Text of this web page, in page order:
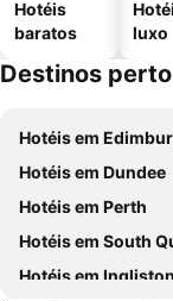
Hotéis
baratos
luxo
Destinos
Hotéis em
Hotéis em Dundee
Hotéis em Perth
Hotéis em South
Hotéis em Ingliston